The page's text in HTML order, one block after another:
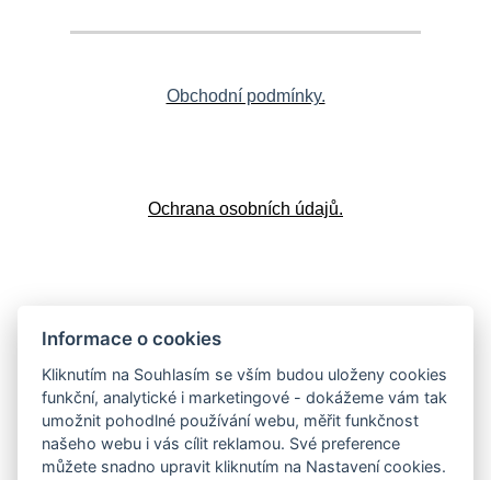
Obchodní podmínky.
Ochrana osobních údajů.
Vrácení zboží
Informace o cookies
Kliknutím na Souhlasím se vším budou uloženy cookies
funkční, analytické i marketingové - dokážeme vám tak
umožnit pohodlné používání webu, měřit funkčnost
našeho webu i vás cílit reklamou. Své preference
můžete snadno upravit kliknutím na Nastavení cookies.